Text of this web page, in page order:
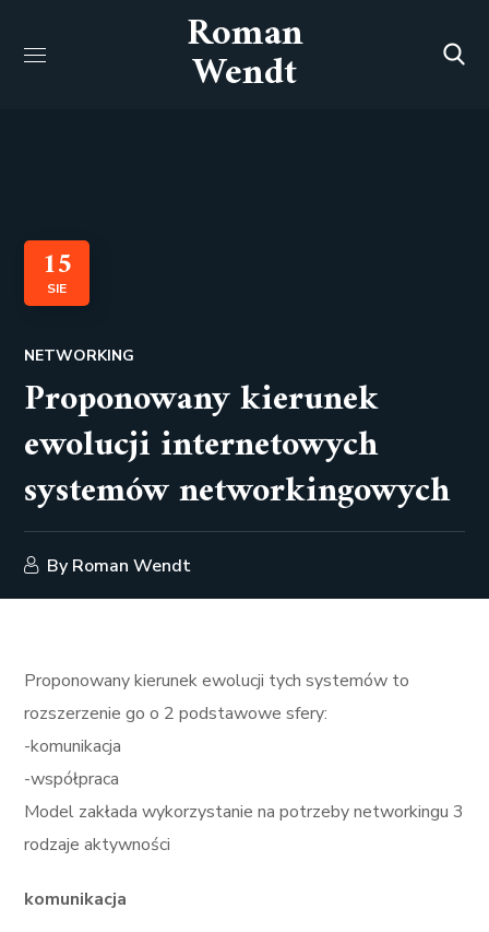
Roman
Wendt
15
SIE
NETWORKING
Proponowany kierunek
ewolucji internetowych
systemów networkingowych
By Roman Wendt
Proponowany kierunek ewolucji tych systemów to
rozszerzenie go o 2 podstawowe sfery:
-komunikacja
-współpraca
Model zakłada wykorzystanie na potrzeby networkingu 3
rodzaje aktywności
komunikacja